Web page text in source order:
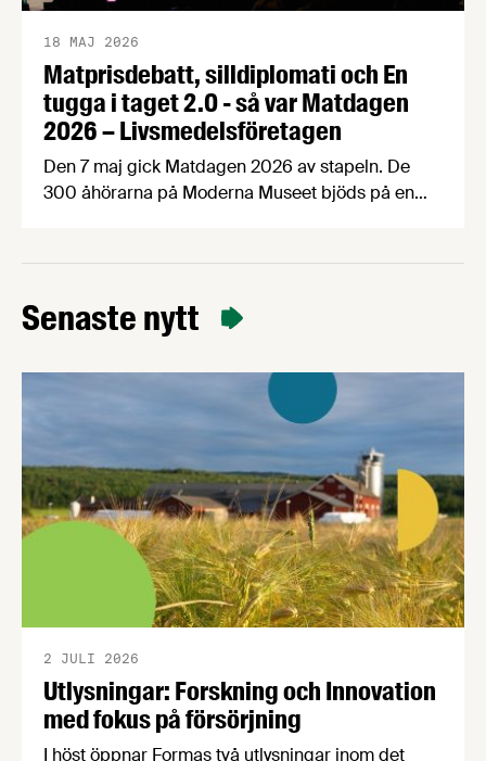
Matprisdebatt, silldiplomati och En
tugga i taget 2.0 - så var Matdagen
2026 – Livsmedelsföretagen
18 MAJ 2026
Den 7 maj gick Matdagen 2026 av stapeln. De
300 åhörarna på Moderna Museet bjöds på en
med Edward Blom, panelsamtal om
världens bästa fika och mycket, mycket mer. Här
video. Det övergripande temat …
Senaste nytt
Utlysningar: Forskning och Innovation
med fokus på försörjning
2 JULI 2026
I höst öppnar Formas två utlysningar inom det